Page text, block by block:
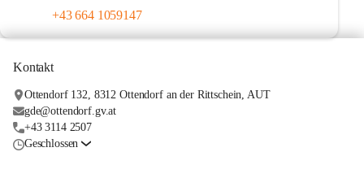
+43 664 1059147
Kontakt
Ottendorf 132, 8312 Ottendorf an der Rittschein, AUT
gde@ottendorf.gv.at
+43 3114 2507
Geschlossen